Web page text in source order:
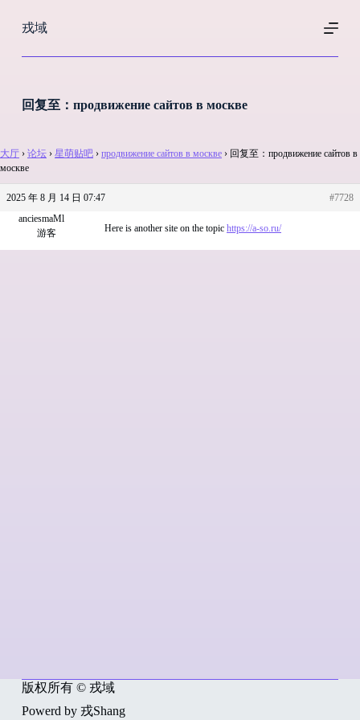
过
戎域
回复至：продвижение сайтов в москве
大厅 › 论坛 › 星萌贴吧 › продвижение сайтов в москве › 回复至：продвижение сайтов в
москве
2025 年 8 月 14 日 07:47
#7728
anciesmaMl
游客
Here is another site on the topic https://a-so.ru/
版权所有 © 戎域
Powerd by 戎Shang